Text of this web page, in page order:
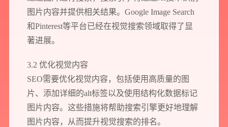
预约我们的数字化专家
1v1为您提供服务
图片内容并提供相关结果。Google Image Search
和Pinterest等平台已经在视觉搜索领域取得了显
著进展。
3.2 优化视觉内容
SEO需要优化视觉内容，包括使用高质量的图
片、添加详细的alt标签以及使用结构化数据标记
图片内容。这些措施将帮助搜索引擎更好地理解
图片内容，从而提升视觉搜索的排名。